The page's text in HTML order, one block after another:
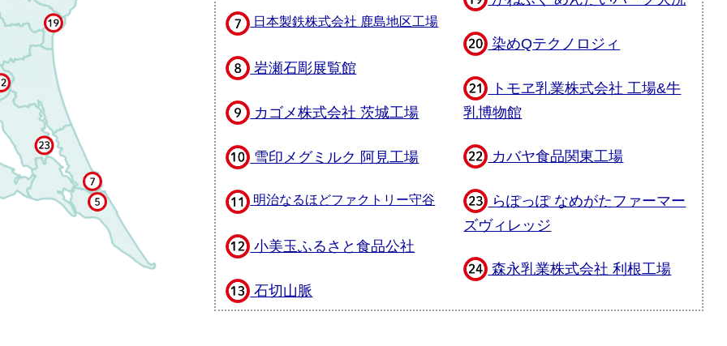
日本製鉄株式会社 鹿島地区工場
岩瀬石彫展覧館
カゴメ株式会社 茨城工場
雪印メグミルク 阿見工場
明治なるほどファクトリー守谷
小美玉ふるさと食品公社
石切山脈
染めQテクノロジィ
トモヱ乳業株式会社 工場&牛
乳博物館
カバヤ食品関東工場
らぽっぽ なめがたファーマー
ズヴィレッジ
森永乳業株式会社 利根工場